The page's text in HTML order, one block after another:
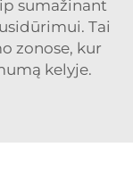
sumažinant
Tai
zonose, kur
kelyje.